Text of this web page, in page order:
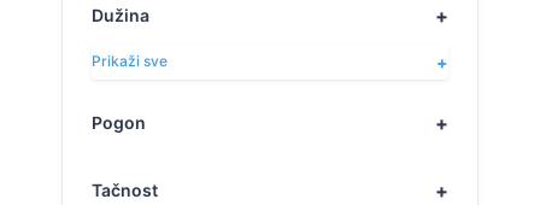
Dužina
Prikaži sve
Pogon
Tačnost